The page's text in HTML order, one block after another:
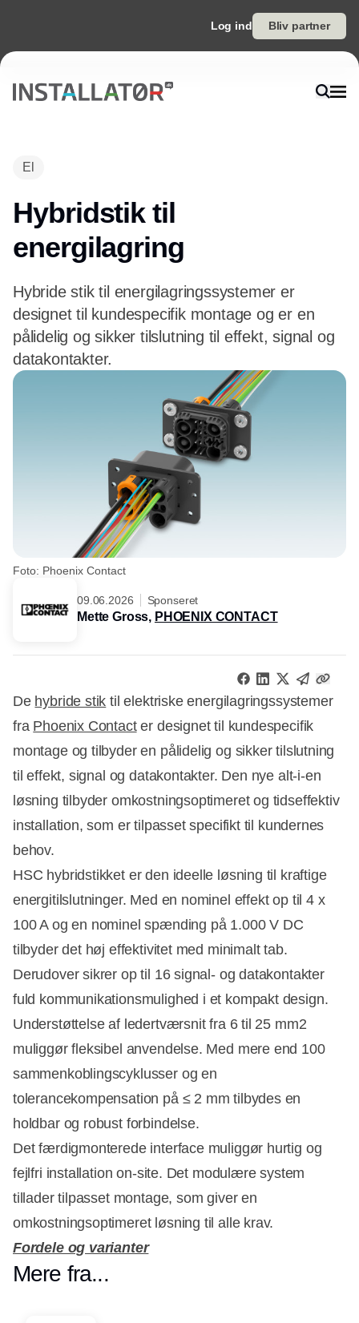
Log ind Bliv partner
El
Hybridstik til
energilagring
Hybride stik til energilagringssystemer er
designet til kundespecifik montage og er en
pålidelig og sikker tilslutning til effekt, signal og
datakontakter.
Foto: Phoenix Contact
09.06.2026 Sponseret
Mette Gross, PHOENIX CONTACT
De hybride stik til elektriske energilagringssystemer
fra Phoenix Contacter designet til kundespecifik
montage og tilbyder en pålidelig og sikker tilslutning
til effekt, signal og datakontakter. Den nye alt-i-en
løsning tilbyder omkostningsoptimeret og tidseffektiv
installation, som er tilpasset specifikt til kundernes
behov.
HSC hybridstikket er den ideelle løsning til kraftige
energitilslutninger. Med en nominel effekt op til 4 x
100 A og en nominel spænding på 1.000 V DC
tilbyder det høj effektivitet med minimalt tab.
Derudover sikrer op til 16 signal- og datakontakter
fuld kommunikationsmulighed i et kompakt design.
Understøttelse af ledertværsnit fra 6 til 25 mm2
muliggør fleksibel anvendelse. Med mere end 100
sammenkoblingscyklusser og en
tolerancekompensation på ≤ 2 mm tilbydes en
holdbar og robust forbindelse.
Det færdigmonterede interface muliggør hurtig og
fejlfri installation on-site. Det modulære system
tillader tilpasset montage, som giver en
omkostningsoptimeret løsning til alle krav.
Fordele og varianter
Mere fra...